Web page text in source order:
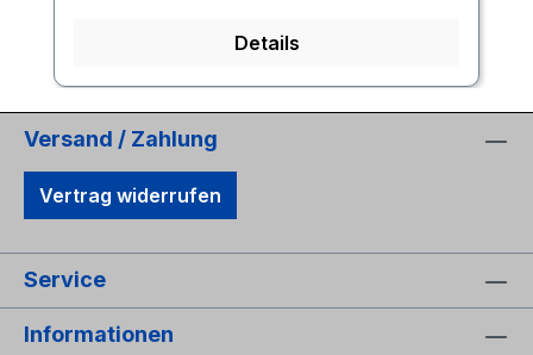
Details
Versand / Zahlung
Vertrag widerrufen
Service
Informationen